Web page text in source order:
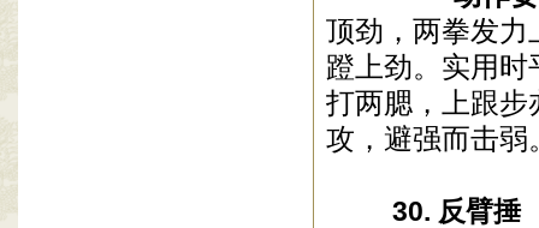
顶劲，两拳发力
蹬上劲。实用
打两腮，上跟步
攻，避强而击
30. 反臂捶